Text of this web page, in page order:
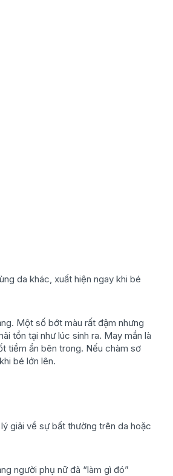
da khác, xuất hiện ngay khi bé
Một số bớt màu rất đậm nhưng
tồn tại như lúc sinh ra. May mắn là
tiềm ẩn bên trong. Nếu chàm sơ
bé lớn lên.
giải về sự bất thường trên da hoặc
người phụ nữ đã “làm gì đó”